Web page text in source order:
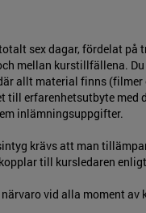
sex dagar, fördelat på
mellan kurstillfällena.
allt material finns (filmer
till erfarenhetsutbyte med
inlämningsuppgifter.
krävs att man
till kursledaren
vid alla moment av